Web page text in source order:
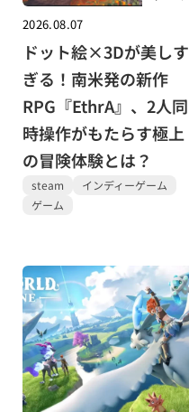
2026.08.07
ドット絵×3Dが美しす
ぎる！南米発の新作
RPG『EthrA』、2人同
時操作がもたらす極上
の冒険体験とは？
steam
インディーゲーム
ゲーム